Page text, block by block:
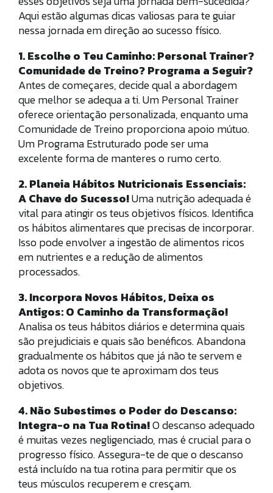
Aqui estão algumas dicas valiosas para te guiar
nessa jornada em direção ao sucesso físico.
1. Escolhe o Teu Caminho: Personal Trainer?
Comunidade de Treino? Programa a Seguir?
Antes de começares, decide qual a abordagem
que melhor se adequa a ti. Um Personal Trainer
oferece orientação personalizada, enquanto uma
Comunidade de Treino proporciona apoio mútuo.
Um Programa Estruturado pode ser uma
excelente forma de manteres o rumo certo.
2. Planeia Hábitos Nutricionais Essenciais:
A Chave do Sucesso!Uma nutrição adequada é
vital para atingir os teus objetivos físicos. Identifica
os hábitos alimentares que precisas de incorporar.
Isso pode envolver a ingestão de alimentos ricos
em nutrientes e a redução de alimentos
processados.
3. Incorpora Novos Hábitos, Deixa os
Antigos: O Caminho da Transformação!
Analisa os teus hábitos diários e determina quais
são prejudiciais e quais são benéficos. Abandona
gradualmente os hábitos que já não te servem e
adota os novos que te aproximam dos teus
objetivos.
4. Não Subestimes o Poder do Descanso:
Integra-o na Tua Rotina!O descanso adequado
é muitas vezes negligenciado, mas é crucial para o
progresso físico. Assegura-te de que o descanso
está incluído na tua rotina para permitir que os
teus músculos recuperem e cresçam.